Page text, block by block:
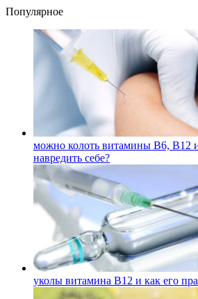
Популярное
можно колоть витамины В6, В12
навредить себе?
уколы витамина В12 и как его